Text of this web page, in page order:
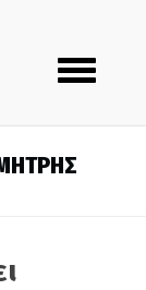
Toggle
navigation